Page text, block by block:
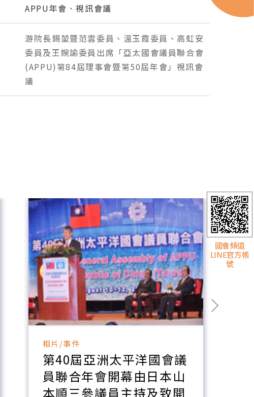
APPU年會 、視訊會議
游院長錫堃暨范雲委員、溫玉霞委員、高虹安
委員及王婉諭委員出席「亞太國會議員聯合會
(APPU)第84屆理事會暨第50屆年會」視訊會
議
相片/事件
第40屆亞洲太平洋國會議
員聯合年會開幕由日本山
本順三參議員主持及致開
國會頻道
LINE官方帳
號